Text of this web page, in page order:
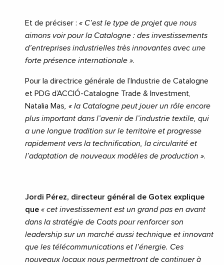
Et de préciser : « C’est le type de projet que nous
aimons voir pour la Catalogne : des investissements
d’entreprises industrielles très innovantes avec une
forte présence internationale ».
Pour la directrice générale de l’Industrie de Catalogne
et PDG d’ACCIÓ-Catalogne Trade & Investment,
Natalia Mas , « la Catalogne peut jouer un rôle encore
plus important dans l’avenir de l’industrie textile, qui
a une longue tradition sur le territoire et progresse
rapidement vers la technification, la circularité et
l’adaptation de nouveaux modèles de production ».
Jordi Pérez, directeur général de Gotex explique
que « cet investissement est un grand pas en avant
dans la stratégie de Coats pour renforcer son
leadership sur un marché aussi technique et innovant
que les télécommunications et l’énergie. Ces
nouveaux locaux nous permettront de continuer à